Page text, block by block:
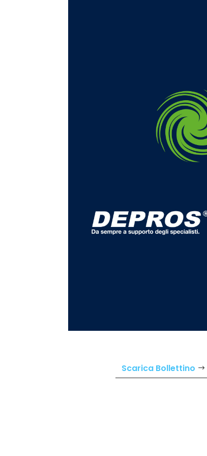
Scarica Bollettino